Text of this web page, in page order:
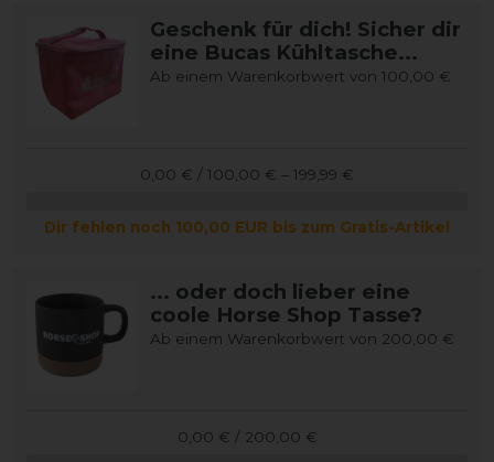
Geschenk für dich! Sicher dir
eine Bucas Kühltasche...
Ab einem Warenkorbwert von 100,00 €
0,00 € / 100,00 € – 199,99 €
Dir fehlen noch 100,00 EUR bis zum Gratis-Artikel
... oder doch lieber eine
coole Horse Shop Tasse?
Ab einem Warenkorbwert von 200,00 €
0,00 € / 200,00 €